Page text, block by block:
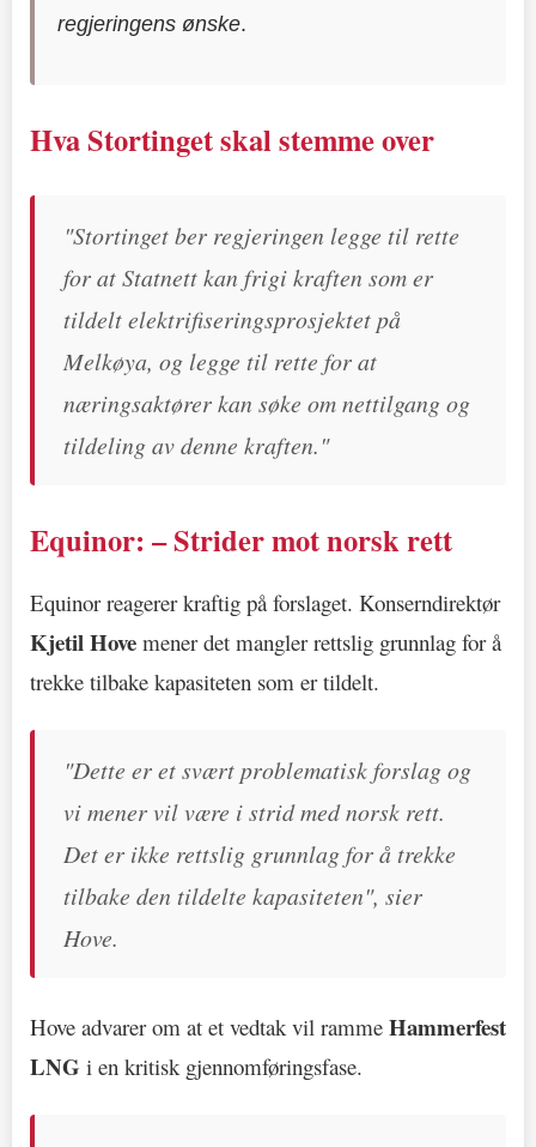
regjeringens ønske.
Hva Stortinget skal stemme over
"Stortinget ber regjeringen legge til rette
for at Statnett kan frigi kraften som er
tildelt elektrifiseringsprosjektet på
Melkøya, og legge til rette for at
næringsaktører kan søke om nettilgang og
tildeling av denne kraften."
Equinor: – Strider mot norsk rett
Equinor reagerer kraftig på forslaget. Konserndirektør
Kjetil Hove mener det mangler rettslig grunnlag for å
trekke tilbake kapasiteten som er tildelt.
"Dette er et svært problematisk forslag og
vi mener vil være i strid med norsk rett.
Det er ikke rettslig grunnlag for å trekke
tilbake den tildelte kapasiteten", sier
Hove.
Hove advarer om at et vedtak vil ramme Hammerfest
LNG i en kritisk gjennomføringsfase.